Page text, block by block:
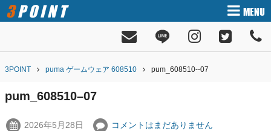
3POINT MENU
3POINT puma ゲームウェア 608510 pum_608510--07
pum_608510–07
2026年5月28日 コメントはまだありません